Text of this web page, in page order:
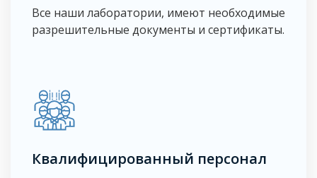
Все наши лаборатории, имеют необходимые
разрешительные документы и сертификаты.
Квалифицированный персонал